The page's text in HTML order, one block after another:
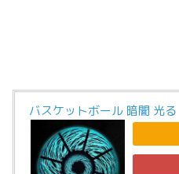
バスケットボール 暗闇 光る